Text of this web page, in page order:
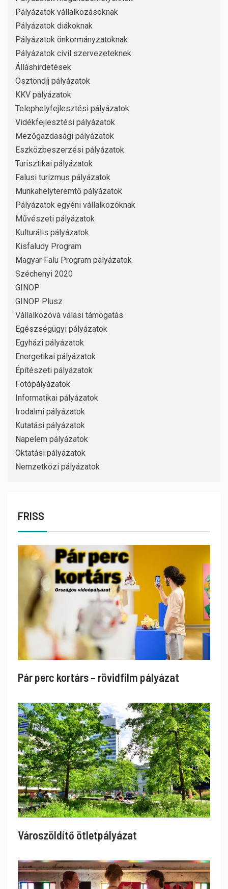
Pályázatok vállalkozásoknak
Pályázatok diákoknak
Pályázatok önkormányzatoknak
Pályázatok civil szervezeteknek
Álláshirdetések
Ösztöndíj pályázatok
KKV pályázatok
Telephelyfejlesztési pályázatok
Vidékfejlesztési pályázatok
Mezőgazdasági pályázatok
Eszközbeszerzési pályázatok
Turisztikai pályázatok
Falusi turizmus pályázatok
Munkahelyteremtő pályázatok
Pályázatok egyéni vállalkozóknak
Művészeti pályázatok
Kulturális pályázatok
Kisfaludy Program
Magyar Falu Program pályázatok
Széchenyi 2020
GINOP
GINOP Plusz
Vállalkozóvá válási támogatás
Egészségügyi pályázatok
Egyházi pályázatok
Energetikai pályázatok
Építészeti pályázatok
Fotópályázatok
Informatikai pályázatok
Irodalmi pályázatok
Kutatási pályázatok
Napelem pályázatok
Oktatási pályázatok
Nemzetközi pályázatok
FRISS
Pár perc kortárs – rövidfilm pályázat
Városzöldítő ötletpályázat